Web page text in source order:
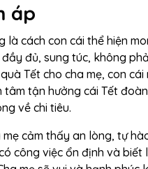
áp
là cách con cái thể hiện
đủ, sung túc, không
Tết cho cha mẹ, con cái
tâm tận hưởng cái Tết
về chi tiêu.
cảm thấy an lòng, tự
công việc ổn định và biết